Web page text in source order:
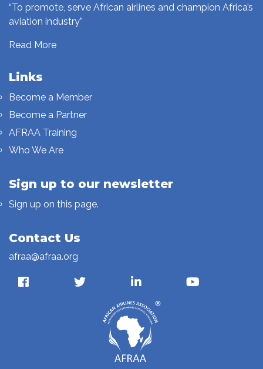
“To promote, serve African airlines and champion Africa’s
aviation industry”
Read More
Links
Become a Member
Become a Partner
AFRAA Training
Who We Are
Sign up to our newsletter
Sign up on this page.
Contact Us
afraa@afraa.org